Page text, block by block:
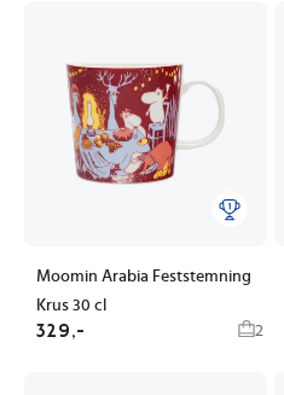
Moomin Arabia Feststemning
Krus 30 cl
329,- 2